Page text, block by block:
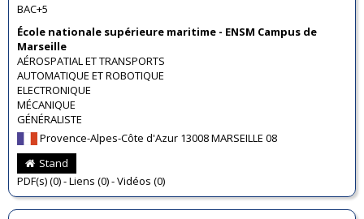
BAC+5
École nationale supérieure maritime - ENSM Campus de
Marseille
AÉROSPATIAL ET TRANSPORTS
AUTOMATIQUE ET ROBOTIQUE
ELECTRONIQUE
MÉCANIQUE
GÉNÉRALISTE
Provence-Alpes-Côte d'Azur 13008 MARSEILLE 08
Stand
PDF(s) (0) - Liens (0) - Vidéos (0)